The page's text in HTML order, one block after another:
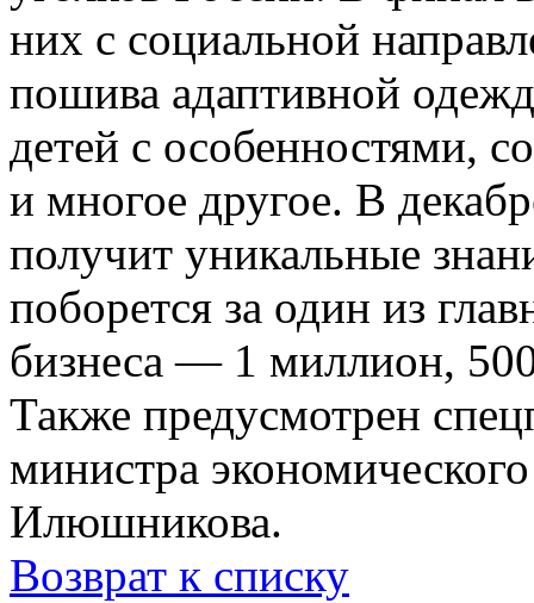
них с социальной
пошива адаптивной
детей с особенностями,
и многое другое. В
получит уникальные
поборется за один из
бизнеса — 1 миллион,
Также предусмотрен
министра
Илюшникова.
Возврат к списку